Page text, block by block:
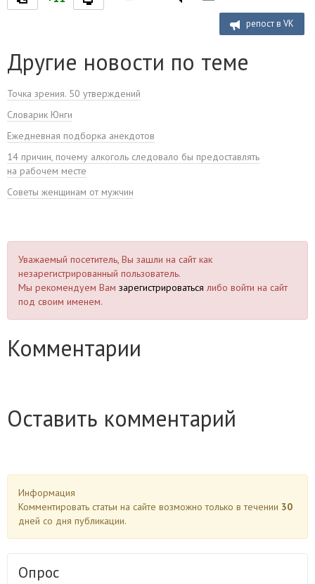
репост в VK
Другие новости по теме
Точка зрения. 50 утверждений
Словарик Юнги
Ежедневная подборка анекдотов
14 причин, почему алкоголь следовало бы предоставлять
на рабочем месте
Советы женщинам от мужчин
Уважаемый посетитель, Вы зашли на сайт как
незарегистрированный пользователь.
Мы рекомендуем Вам зарегистрироваться либо войти на сайт
под своим именем.
Комментарии
Оставить комментарий
Информация
Комментировать статьи на сайте возможно только в течении 30
дней со дня публикации.
Опрос